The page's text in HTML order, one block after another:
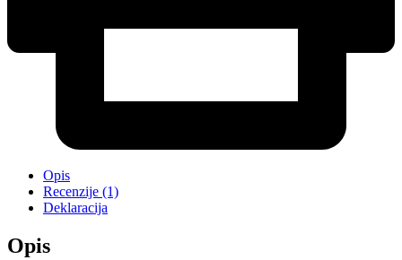
Opis
Recenzije (1)
Deklaracija
Opis